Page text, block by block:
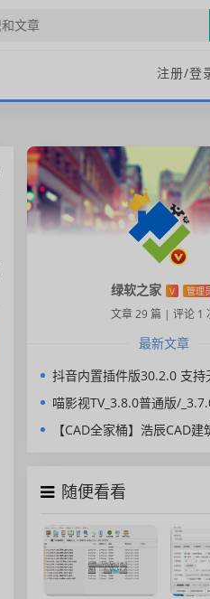
注册/登
绿软之家 V 管理
文章 29 篇 | 评论 1
最新文章
抖音内置插件版30.2.0 支持无水印下载视频，去广
喵影视TV_3.8.0普通版/_3.7.0高级版/4.X低版本完美适配/
【CAD全家桶】浩辰CAD建筑、给排水、暖通、电气、电力软件 安装包中
随便看看